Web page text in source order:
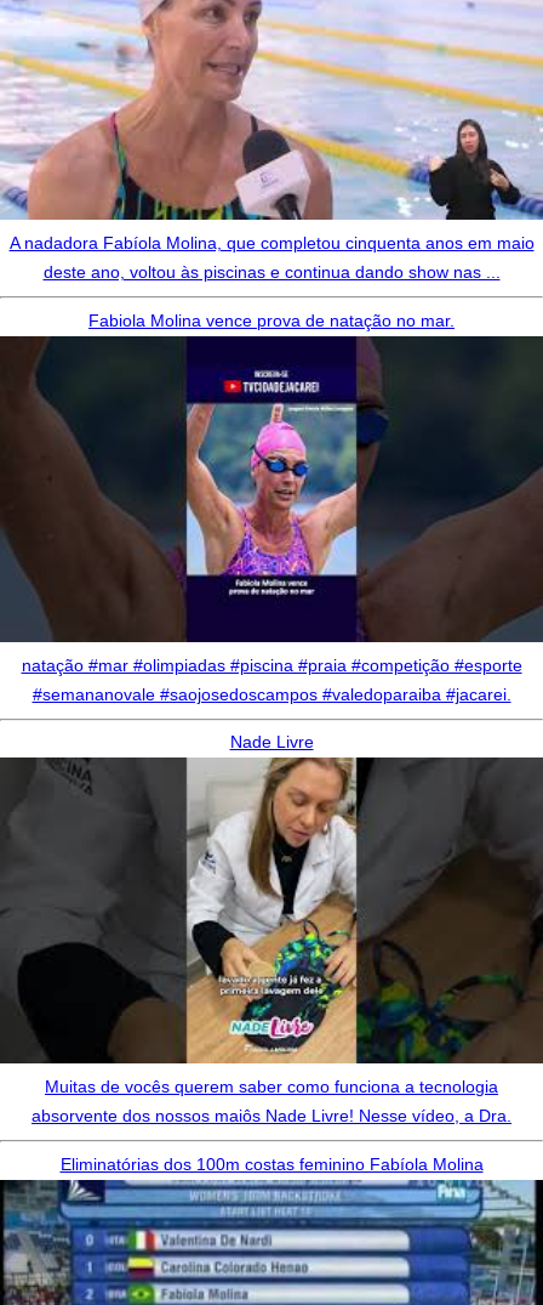
A nadadora Fabíola Molina, que completou cinquenta anos em maio
deste ano, voltou às piscinas e continua dando show nas ...
Fabiola Molina vence prova de natação no mar.
natação #mar #olimpiadas #piscina #praia #competição #esporte
#semananovale #saojosedoscampos #valedoparaiba #jacarei.
Nade Livre
Muitas de vocês querem saber como funciona a tecnologia
absorvente dos nossos maiôs Nade Livre! Nesse vídeo, a Dra.
Eliminatórias dos 100m costas feminino Fabíola Molina